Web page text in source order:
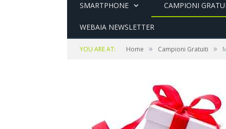
SMARTPHONE CAMPIONI
WEBAIA NEWSLETTER
YOU ARE AT: Home » Campioni Gratuiti »